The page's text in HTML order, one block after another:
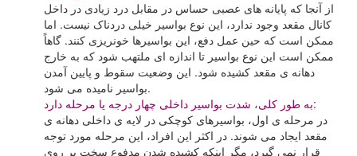
از آنجا که پایانه های عصبی حساس در مقابل درد زیادی در داخل
کانال مقعد وجود ندارد، این نوع بواسیر خیلی دردناک نیست. اما
ممکن است که حین عمل دفع، این بواسیرها خونریزی کنند. گاهاً
ممکن است این نوع بواسیر تا اندازه ای ملتهب شود که به خارج
دهانه ی مقعد کشیده شود. این وضعیت سقوط و پایین آمدن
بواسیر نامیده می شود.
به طور کلی، شدت بواسیر داخلی چهار درجه یا مرحله دارد:
در مرحله ی اول، بواسیرهای کوچکی در لایه ی داخلی دهانه ی
مقعد ایجاد می شوند. در اکثر این افراد، این مرحله مورد توجه
قرار نمی گیرد، مگر اینکه کشیده شدن مدفوع سخت بر روی